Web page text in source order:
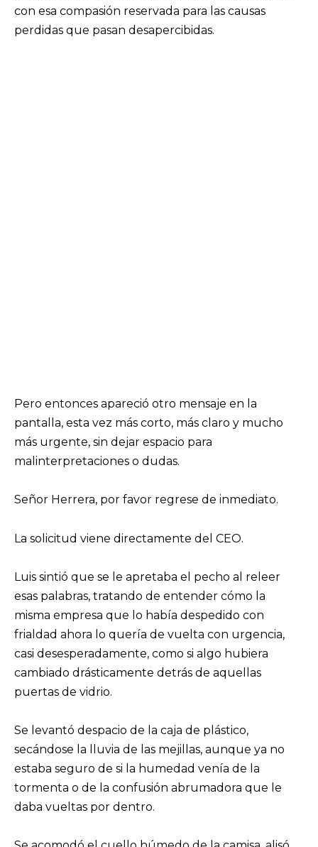
con esa compasión reservada para las causas
perdidas que pasan desapercibidas.
Pero entonces apareció otro mensaje en la
pantalla, esta vez más corto, más claro y mucho
más urgente, sin dejar espacio para
malinterpretaciones o dudas.
Señor Herrera, por favor regrese de inmediato.
La solicitud viene directamente del CEO.
Luis sintió que se le apretaba el pecho al releer
esas palabras, tratando de entender cómo la
misma empresa que lo había despedido con
frialdad ahora lo quería de vuelta con urgencia,
casi desesperadamente, como si algo hubiera
cambiado drásticamente detrás de aquellas
puertas de vidrio.
Se levantó despacio de la caja de plástico,
secándose la lluvia de las mejillas, aunque ya no
estaba seguro de si la humedad venía de la
tormenta o de la confusión abrumadora que le
daba vueltas por dentro.